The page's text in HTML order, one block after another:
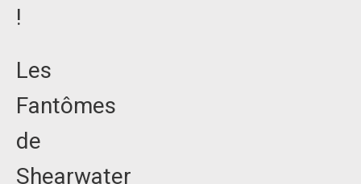
!
Les
Fantômes
de
Shearwater